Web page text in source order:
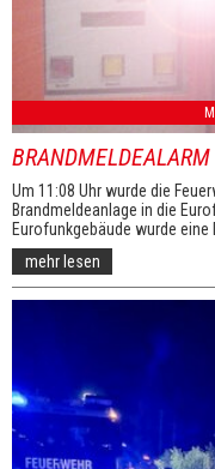
Um 11:08 Uhr wurde die
Brandmeldeanlage in die
Eurofunkgebäude wurde eine
mehr lesen